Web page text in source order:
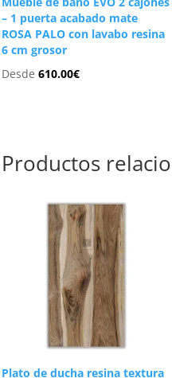
– 1 puerta acabado mate
ROSA PALO con lavabo resina
6 cm grosor
Desde610.00€
Productos
Plato de ducha resina textura